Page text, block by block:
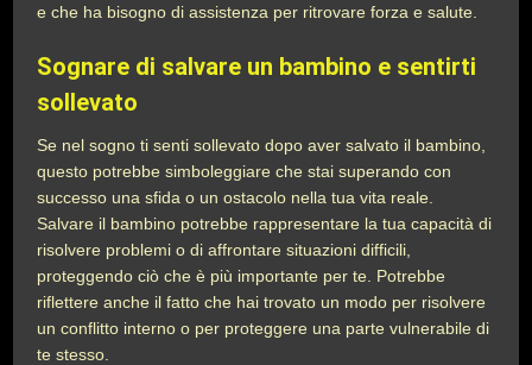
e che ha bisogno di assistenza per ritrovare forza e salute.
Sognare di salvare un bambino e sentirti
sollevato
Se nel sogno ti senti sollevato dopo aver salvato il bambino,
questo potrebbe simboleggiare che stai superando con
successo una sfida o un ostacolo nella tua vita reale.
Salvare il bambino potrebbe rappresentare la tua capacità di
risolvere problemi o di affrontare situazioni difficili,
proteggendo ciò che è più importante per te. Potrebbe
riflettere anche il fatto che hai trovato un modo per risolvere
un conflitto interno o per proteggere una parte vulnerabile di
te stesso.